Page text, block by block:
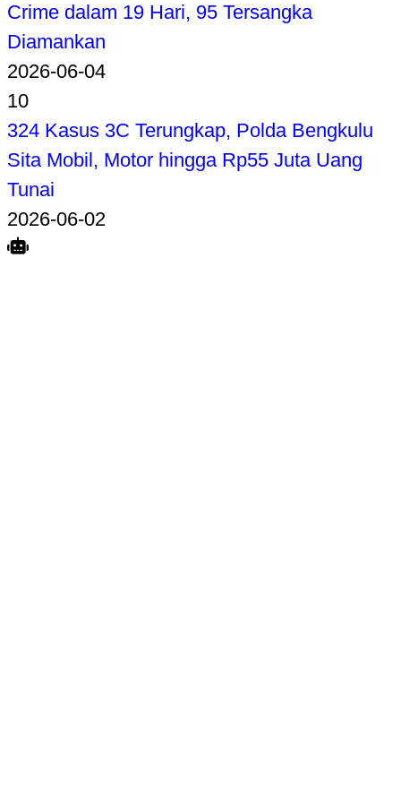
Crime dalam 19 Hari, 95 Tersangka
Diamankan
2026-06-04
10
324 Kasus 3C Terungkap, Polda Bengkulu
Sita Mobil, Motor hingga Rp55 Juta Uang
Tunai
2026-06-02